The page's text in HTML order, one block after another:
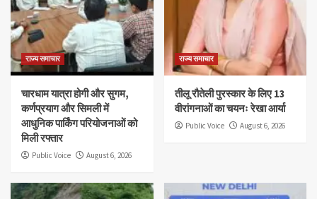
राज्य समाचार
चारधाम यात्रा होगी और सुगम,
कर्णप्रयाग और सिमली में
आधुनिक पार्किंग परियोजनाओं को
मिली रफ्तार
Public Voice August 6, 2026
राज्य समाचार
तीलू रौतेली पुरस्कार के लिए 13
वीरांगनाओं का चयनः रेखा आर्या
Public Voice August 6, 2026